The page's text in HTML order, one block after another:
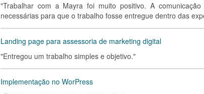
"Trabalhar com a Mayra foi muito positivo. A
necessárias para que o trabalho fosse entregue dentro das
Landing page para assessoria de marketing digital
"Entregou um trabalho simples e objetivo."
Implementação no WorPress